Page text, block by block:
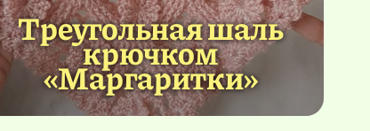
Треугольная шаль
крючком
«Маргаритки»